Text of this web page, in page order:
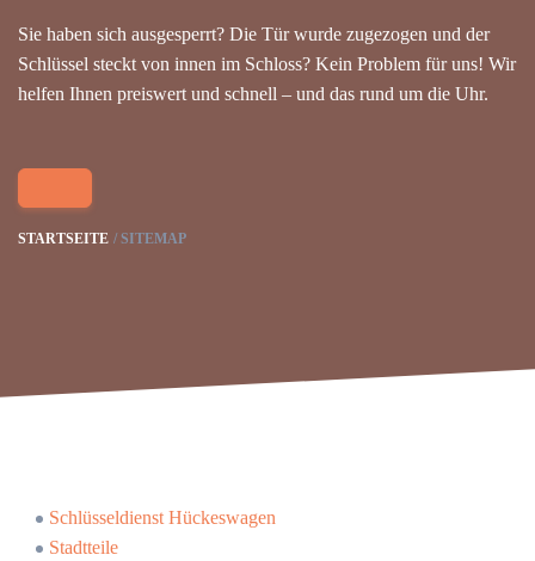
Sie haben sich ausgesperrt? Die Tür wurde zugezogen und der
Schlüssel steckt von innen im Schloss? Kein Problem für uns! Wir
helfen Ihnen preiswert und schnell – und das rund um die Uhr.
STARTSEITE SITEMAP
Schlüsseldienst Hückeswagen
Stadtteile